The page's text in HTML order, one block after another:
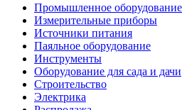
Промышленное оборудование
Измерительные приборы
Источники питания
Паяльное оборудование
Инструменты
Оборудование для сада и дачи
Строительство
Электрика